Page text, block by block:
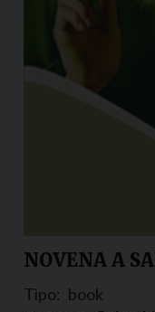
NOVENA A
Tipo: book